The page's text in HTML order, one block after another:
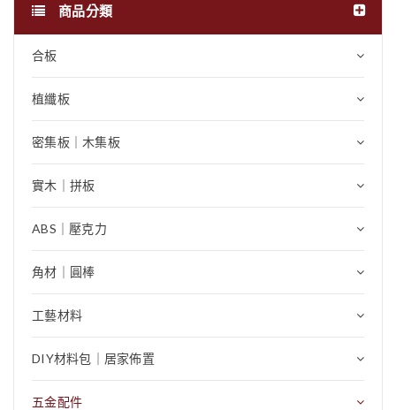
商品分類
合板
植纖板
密集板｜木集板
實木｜拼板
ABS｜壓克力
角材｜圓棒
工藝材料
DIY材料包｜居家佈置
五金配件